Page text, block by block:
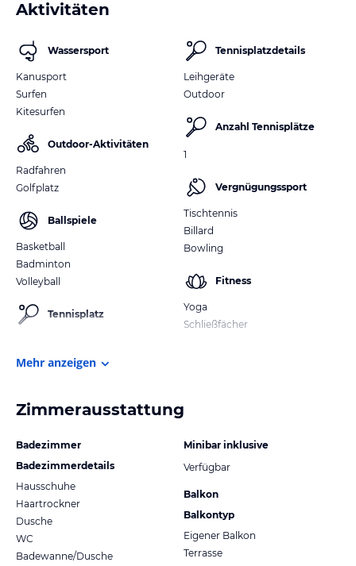
Aktivitäten
Wassersport
Kanusport
Surfen
Kitesurfen
Outdoor-Aktivitäten
Radfahren
Golfplatz
Ballspiele
Basketball
Badminton
Volleyball
Tennisplatz
Tennisplatzdetails
Leihgeräte
Outdoor
Anzahl Tennisplätze
1
Vergnügungssport
Tischtennis
Billard
Bowling
Fitness
Yoga
Schließfächer
Mehr anzeigen
Zimmerausstattung
Badezimmer
Badezimmerdetails
Hausschuhe
Haartrockner
Dusche
WC
Badewanne/Dusche
Minibar inklusive
Verfügbar
Balkon
Balkontyp
Eigener Balkon
Terrasse